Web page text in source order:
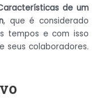
de um
, que é considerado
tempos e com isso
seus colaboradores.